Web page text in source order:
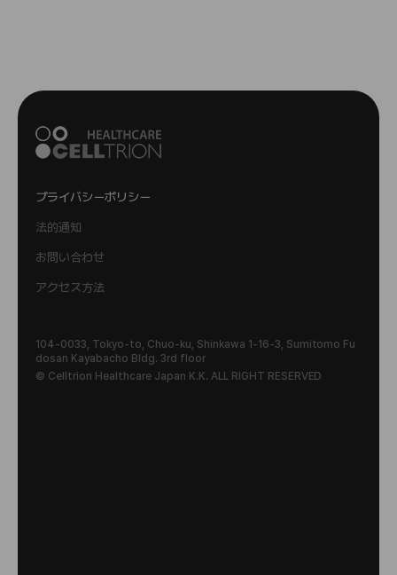
プライバシーポリシー
法的通知
お問い合わせ
アクセス方法
104-0033, Tokyo-to, Chuo-ku, Shinkawa 1-16-3, Sumitomo Fu
dosan Kayabacho Bldg. 3rd floor
© Celltrion Healthcare Japan K.K. ALL RIGHT RESERVED